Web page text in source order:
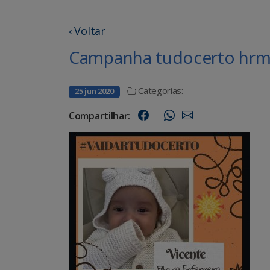
‹ Voltar
Campanha tudocerto
25 jun 2020 Categorias:
Compartilhar: